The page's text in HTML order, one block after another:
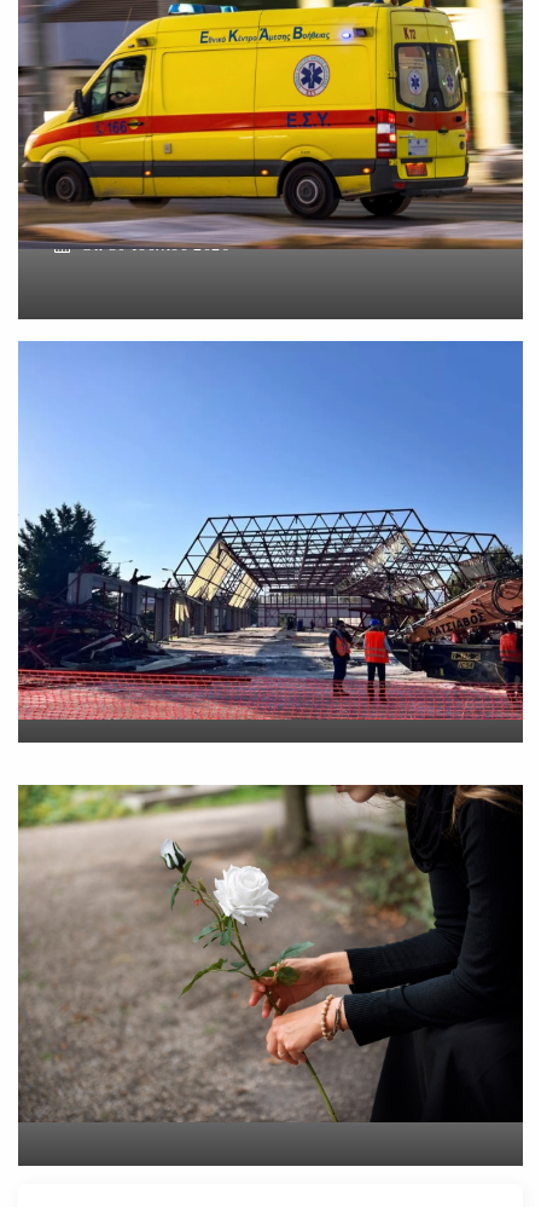
Βοιωτία: Νεκρός ο
62χρονος – Επεσε από τη
σκαλωσιά
On30 Ιουλίου 2026
Νέο εργατικό δυστύχημα-
Νεκρός 59χρονος πατέρας
τριών παιδιών
On30 Ιουλίου 2026
Εφυγε από τη ζωή η
Αγγελική Σμυρναίου
On29 Ιουλίου 2026